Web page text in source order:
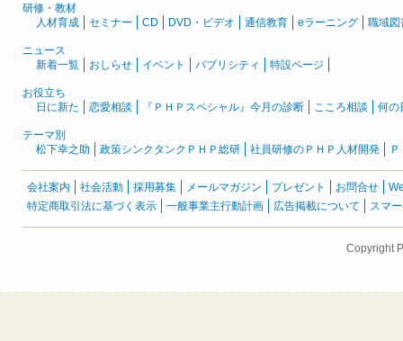
研修・教材
人材育成
セミナー CD DVD・ビデオ 通信教育 eラーニング 職域図
ニュース
新着一覧
おしらせ イベント パブリシティ 特設ページ
お役立ち
日に新た
恋愛相談 『ＰＨＰスペシャル』今月の診断 こころ相談 何の
テーマ別
松下幸之助
政策シンクタンクＰＨＰ総研 社員研修のＰＨＰ人材開発
会社案内 社会活動 採用募集 メールマガジン プレゼント お問合せ
特定商取引法に基づく表示
一般事業主行動計画 広告掲載について スマ
Copyright